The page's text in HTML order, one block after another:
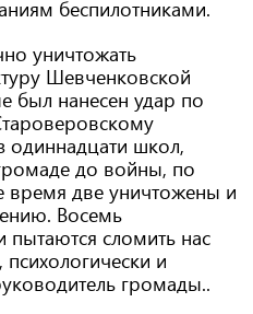
беспилотниками.
уничтожать
Шевченковской
был нанесен удар по
одиннадцати школ,
до войны, по
время две уничтожены и
Восемь
пытаются сломить нас
и
громады..